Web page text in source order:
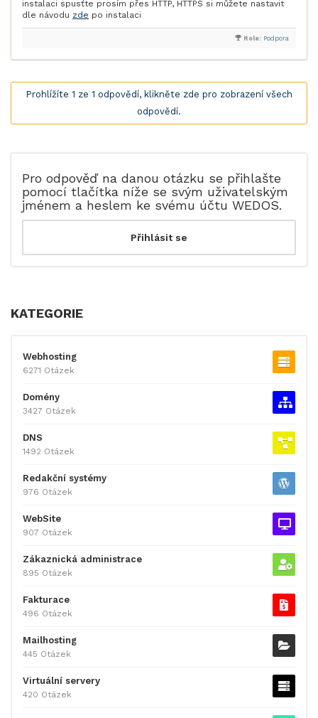
instalaci spusťte prosím přes HTTP, HTTPS si můžete nastavit
dle návodu zde po instalaci
Role: Podpora
Prohlížíte 1 ze 1 odpovědí, klikněte zde pro zobrazení všech
odpovědí.
Pro odpověď na danou otázku se přihlašte
pomocí tlačítka níže se svým uživatelským
jménem a heslem ke svému účtu WEDOS.
KATEGORIE
Webhosting
6271 Otázek
Domény
3427 Otázek
DNS
1492 Otázek
Redakční systémy
976 Otázek
WebSite
907 Otázek
Zákaznická administrace
895 Otázek
Fakturace
496 Otázek
Mailhosting
445 Otázek
Virtuální servery
420 Otázek